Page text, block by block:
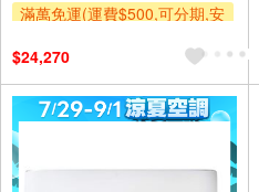
滿萬免運(運費$500,可分期,安
及使用6期以上分期0利率,需付
基本安裝運費)
滿額折$500
$24,270